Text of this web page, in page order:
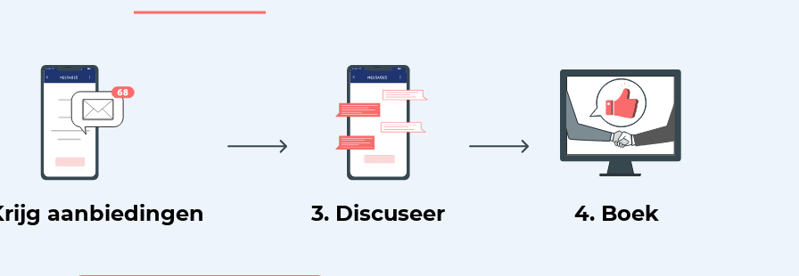
aanbiedingen 3. Discuseer 4. Boek